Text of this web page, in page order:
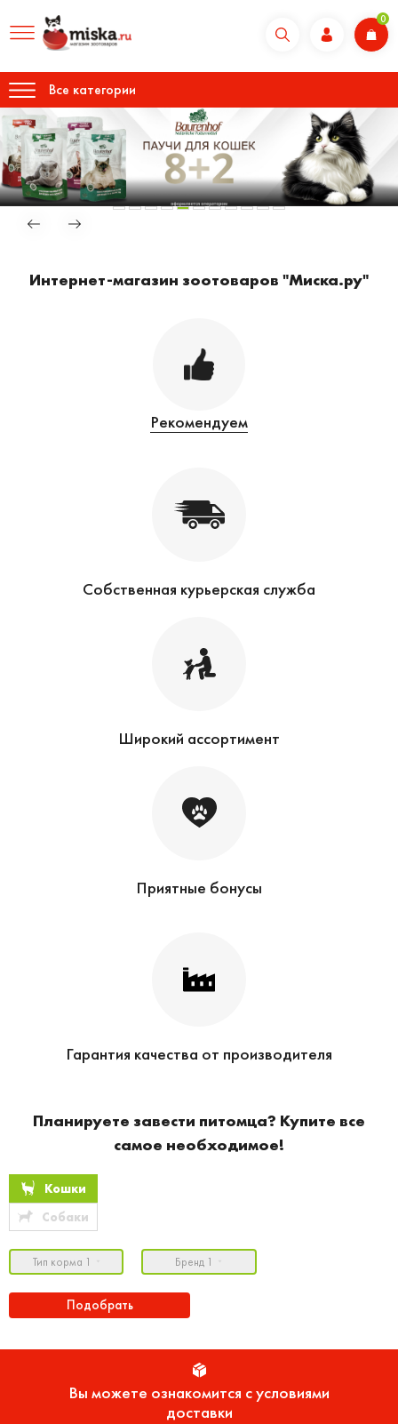
0
Все категории
Интернет-магазин зоотоваров "Миска.ру"
Рекомендуем
Собственная курьерская служба
Широкий ассортимент
Приятные бонусы
Гарантия качества от производителя
Планируете завести питомца? Купите все
самое необходимое!
Кошки
Собаки
Тип корма 1 Бренд 1
Подобрать
Вы можете ознакомится с условиями
доставки